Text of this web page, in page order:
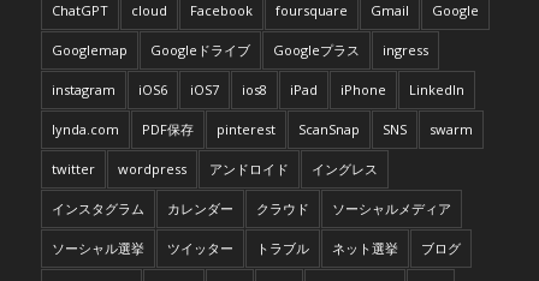
ChatGPT cloud Facebook foursquare Gmail Google
Googlemap Googleドライブ Googleプラス ingress
instagram iOS6 iOS7 ios8 iPad iPhone LinkedIn
lynda.com PDF保存 pinterest ScanSnap SNS swarm
twitter wordpress アンドロイド イングレス
インスタグラム カレンダー クラウド ソーシャルメディア
ソーシャル選挙 ツイッター トラブル ネット選挙 ブログ